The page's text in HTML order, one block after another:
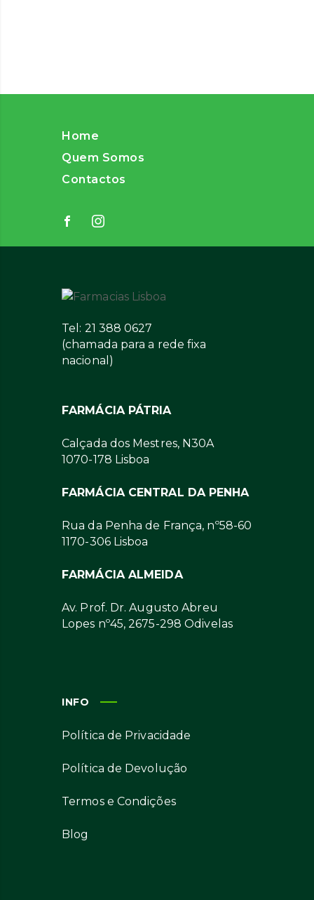
Home
Quem Somos
Contactos
Tel: 21 388 0627
(chamada para a rede fixa
nacional)
FARMÁCIA PÁTRIA
Calçada dos Mestres, N30A
1070-178 Lisboa
FARMÁCIA CENTRAL DA PENHA
Rua da Penha de França, nº58-60
1170-306 Lisboa
FARMÁCIA ALMEIDA
Av. Prof. Dr. Augusto Abreu
Lopes nº45, 2675-298 Odivelas
INFO
Política de Privacidade
Política de Devolução
Termos e Condições
Blog